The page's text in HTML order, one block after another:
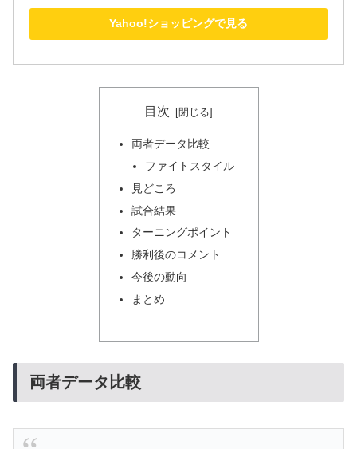
Yahoo!ショッピングで見る
目次
両者データ比較
ファイトスタイル
見どころ
試合結果
ターニングポイント
勝利後のコメント
今後の動向
まとめ
両者データ比較